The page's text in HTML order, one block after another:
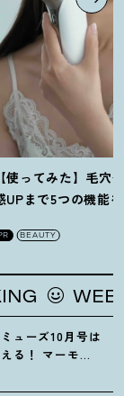
【使ってみた】毛穴
UPまで5つの機能
BEAUTY
ューズ10月号は
る ！ マーモッ